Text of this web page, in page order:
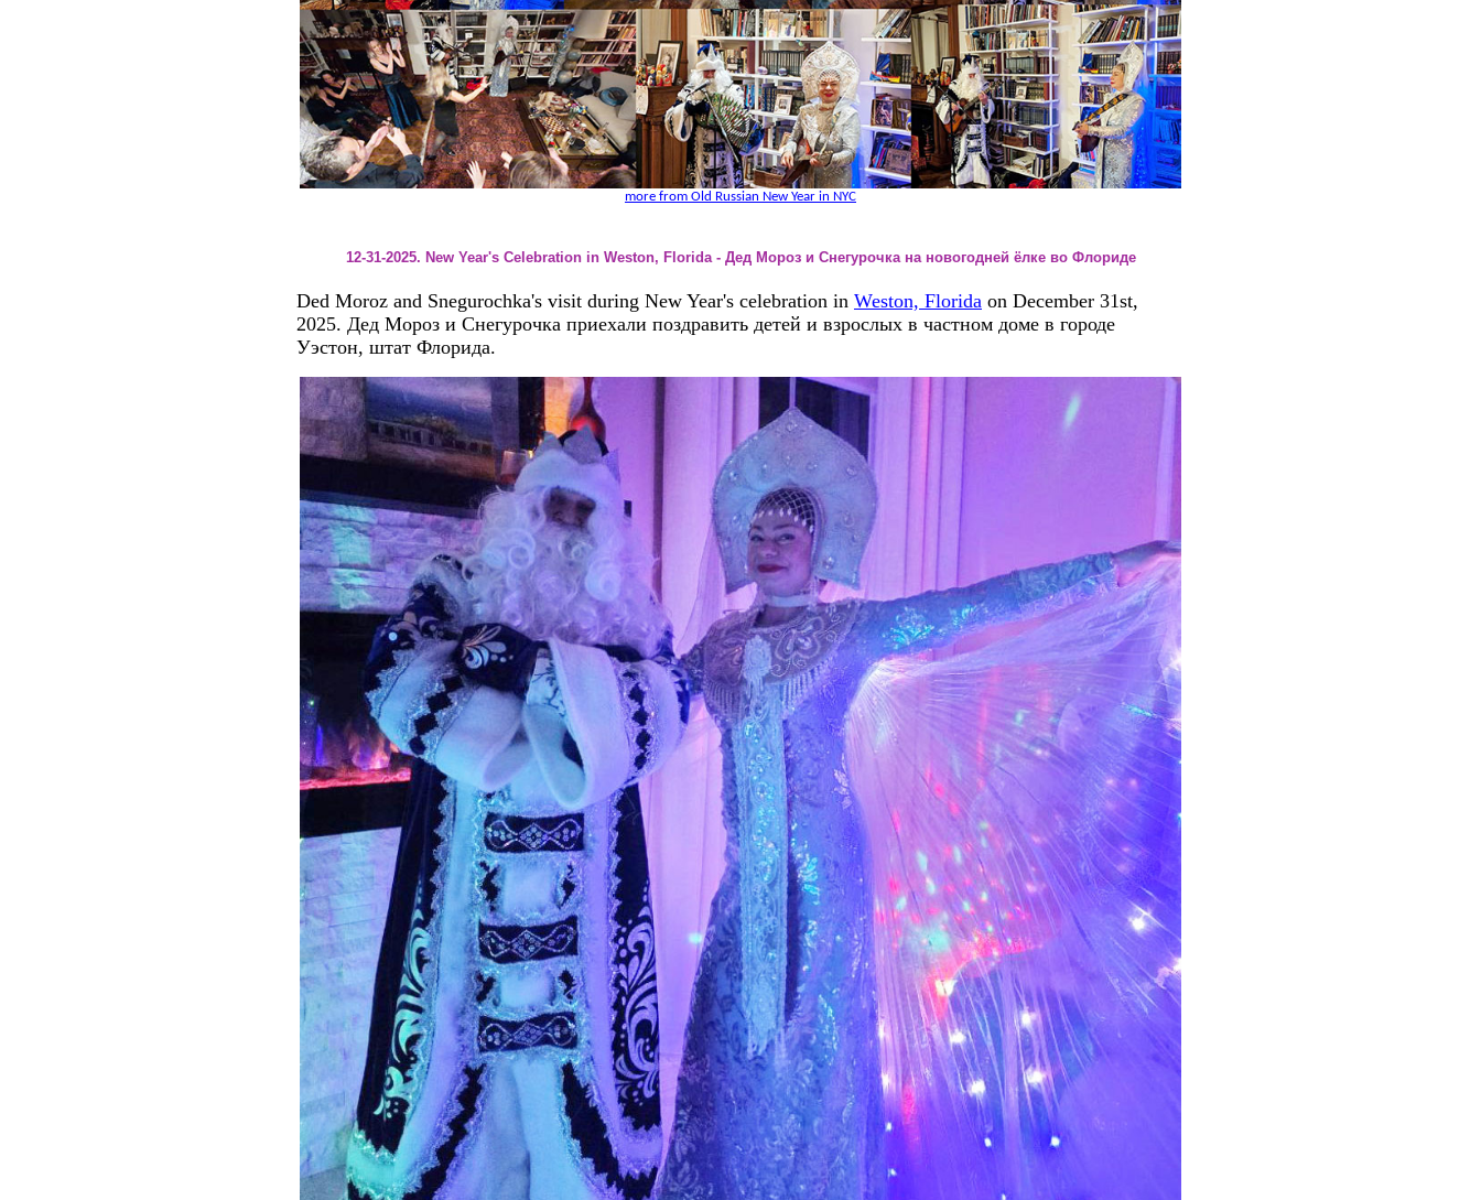
more from Old Russian New Year in NYC
12-31-2025. New Year's Celebration in Weston, Florida - Дед Мороз и Снегурочка на новогодней ёлке во Флориде
Ded Moroz and Snegurochka's visit during New Year's celebration in Weston, Florida on December 31st,
2025. Дед Мороз и Снегурочка приехали поздравить детей и взрослых в частном доме в городе
Уэстон, штат Флорида.